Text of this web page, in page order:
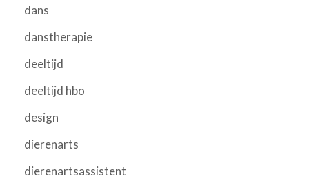
dans
danstherapie
deeltijd
deeltijd hbo
design
dierenarts
dierenartsassistent